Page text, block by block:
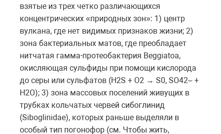
взятые из трех четко различающихся
концентрических «природных зон»: 1) центр
вулкана, где нет видимых признаков жизни; 2)
зона бактериальных матов, где преобладает
нитчатая гамма-протеобактерия Beggiatoa,
окисляющая сульфиды при помощи кислорода
до серы или сульфатов (H2S + O2 → S0, SO42– +
H2O); 3) зона массовых поселений живущих в
трубках кольчатых червей сибоглинид
(Siboglinidae), которых раньше выделяли в
особый тип погонофор (см. Чтобы жить,